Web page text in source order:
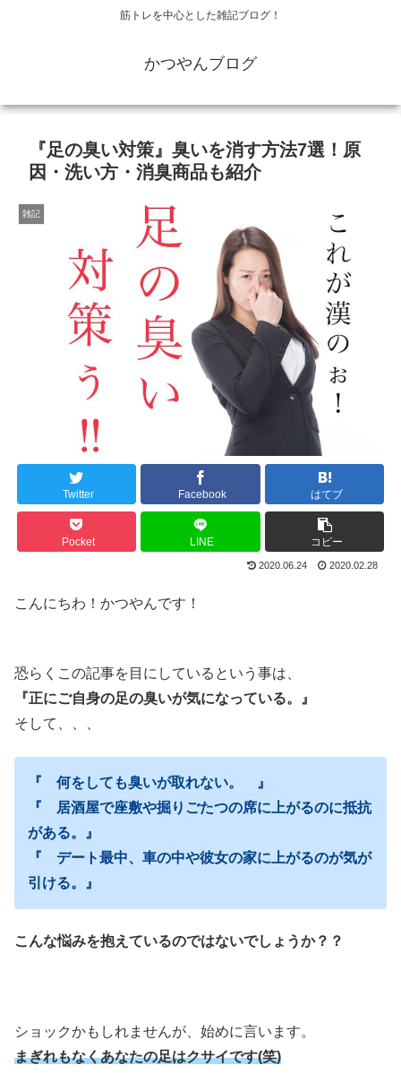
筋トレを中心とした雑記ブログ！
かつやんブログ
『足の臭い対策』臭いを消す方法7選！原
因・洗い方・消臭商品も紹介
雑記
Twitter Facebook はてブ
Pocket LINE コピー
2020.06.24 2020.02.28
こんにちわ！かつやんです！
恐らくこの記事を目にしているという事は、
『正にご自身の足の臭いが気になっている。』
そして、、、
『 何をしても臭いが取れない。 』
『 居酒屋で座敷や掘りごたつの席に上がるのに抵抗
がある。』
『 デート最中、車の中や彼女の家に上がるのが気が
引ける。』
こんな悩みを抱えているのではないでしょうか？？
ショックかもしれませんが、始めに言います。
まぎれもなくあなたの足はクサイです(笑)